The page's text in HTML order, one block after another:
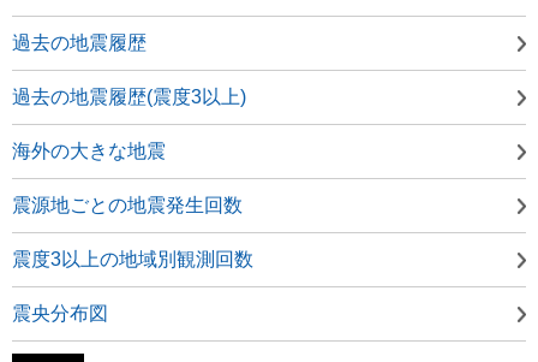
過去の地震履歴
過去の地震履歴(震度3以上)
海外の大きな地震
震源地ごとの地震発生回数
震度3以上の地域別観測回数
震央分布図